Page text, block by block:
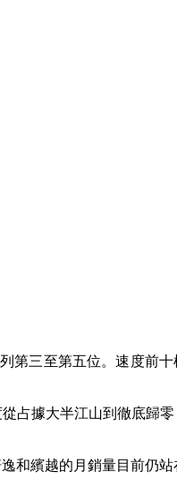
第三至第五位。速度前
占據大半江山到徹底歸
和繽越的月銷量目前仍站